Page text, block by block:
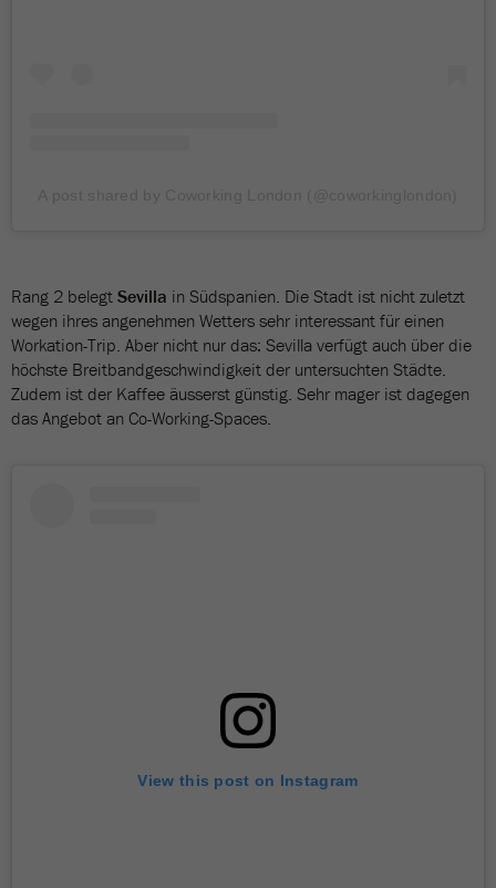
Rang 2 belegt Sevilla in Südspanien. Die Stadt ist nicht zuletzt
wegen ihres angenehmen Wetters sehr interessant für einen
Workation-Trip. Aber nicht nur das: Sevilla verfügt auch über die
höchste Breitbandgeschwindigkeit der untersuchten Städte.
Zudem ist der Kaffee äusserst günstig. Sehr mager ist dagegen
das Angebot an Co-Working-Spaces.
View this post on Instagram